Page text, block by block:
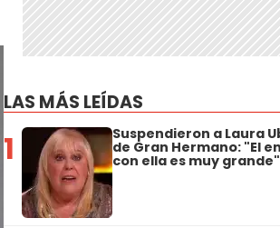
LAS MÁS LEÍDAS
1 Suspendieron a Laura
de Gran Hermano: "El
con ella es muy grande"